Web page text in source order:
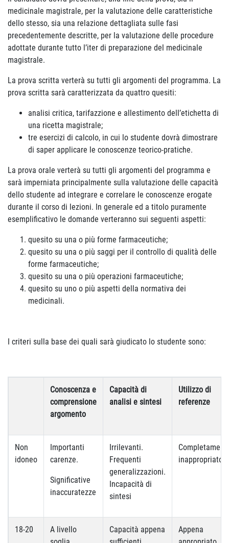
medicinale magistrale, per la valutazione delle caratteristiche
dello stesso, sia una relazione dettagliata sulle fasi
precedentemente descritte, per la valutazione delle procedure
adottate durante tutto l’iter di preparazione del medicinale
magistrale.
La prova scritta verterà su tutti gli argomenti del programma. La
prova scritta sarà caratterizzata da quattro quesiti:
analisi critica, tarifazzione e allestimento dell’etichetta di
una ricetta magistrale;
tre esercizi di calcolo, in cui lo studente dovrà dimostrare
di saper applicare le conoscenze teorico-pratiche.
La prova orale verterà su tutti gli argomenti del programma e
sarà imperniata principalmente sulla valutazione delle capacità
dello studente ad integrare e correlare le conoscenze erogate
durante il corso di lezioni. In generale ed a titolo puramente
esemplificativo le domande verteranno sui seguenti aspetti:
quesito su una o più forme farmaceutiche;
quesito su una o più saggi per il controllo di qualità delle
forme farmaceutiche;
quesito su una o più operazioni farmaceutiche;
quesito su uno o più aspetti della normativa dei
medicinali.
I criteri sulla base dei quali sarà giudicato lo studente sono:
Conoscenza e
comprensione
argomento
Capacità di
analisi e sintesi
Utilizzo di
referenze
Non
idoneo
Importanti
carenze.
Significative
inaccuratezze
Irrilevanti.
Frequenti
generalizzazioni.
Incapacità di
sintesi
inappropriato
18-20
A livello
Capacità appena
Appena